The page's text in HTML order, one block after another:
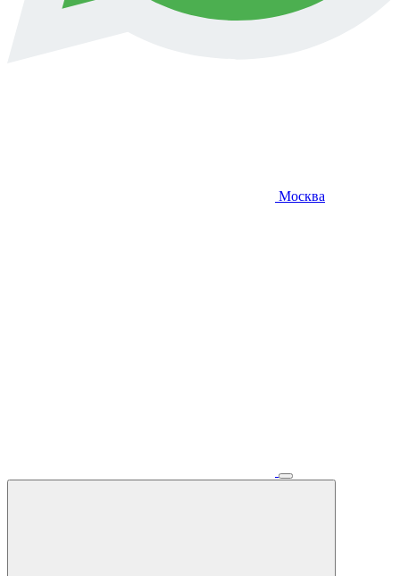
Москва